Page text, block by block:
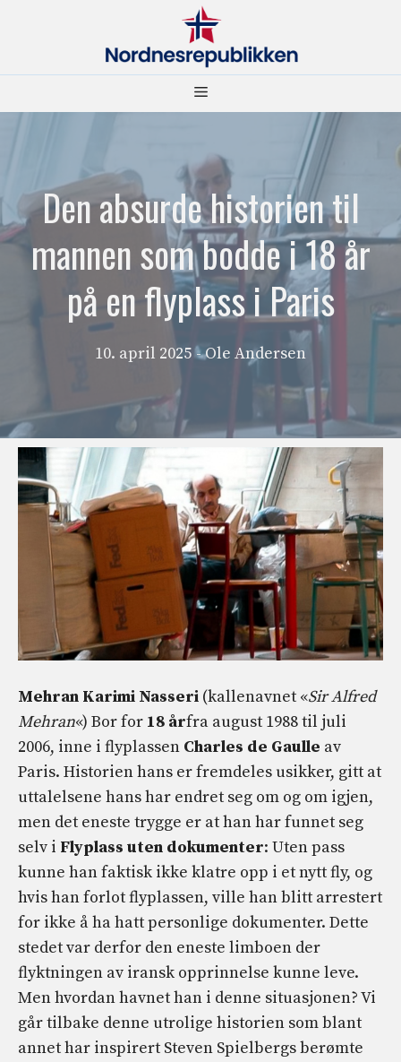
Meny
Den absurde historien til
mannen som bodde i 18 år
på en flyplass i Paris
10. april 2025 - Ole Andersen
Mehran Karimi Nasseri (kallenavnet «Sir Alfred
Mehran«) Bor for 18 årfra august 1988 til juli
2006, inne i flyplassen Charles de Gaulle av
Paris. Historien hans er fremdeles usikker, gitt at
uttalelsene hans har endret seg om og om igjen,
men det eneste trygge er at han har funnet seg
selv i Flyplass uten dokumenter: Uten pass
kunne han faktisk ikke klatre opp i et nytt fly, og
hvis han forlot flyplassen, ville han blitt arrestert
for ikke å ha hatt personlige dokumenter. Dette
stedet var derfor den eneste limboen der
flyktningen av iransk opprinnelse kunne leve.
Men hvordan havnet han i denne situasjonen? Vi
går tilbake denne utrolige historien som blant
annet har inspirert Steven Spielbergs berømte